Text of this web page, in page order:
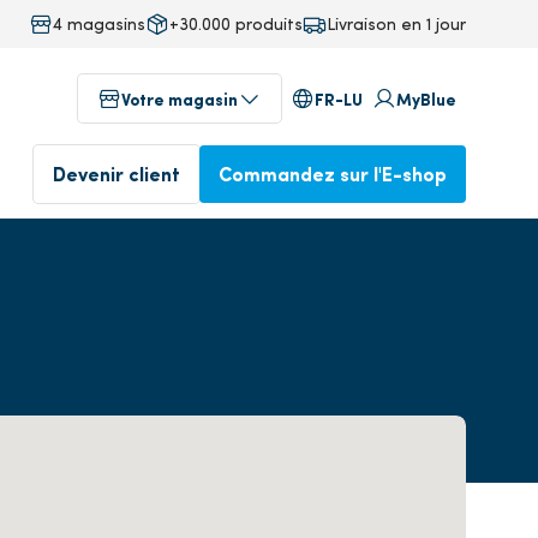
4 magasins +30.000 produits Livraison en 1 jour
Votre magasin FR-LU MyBlue
notre service professionnel
Devenir client Commandez sur l'E-shop